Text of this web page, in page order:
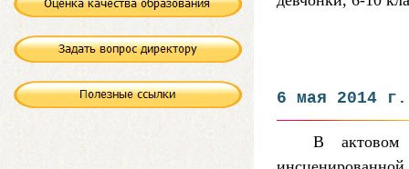
6 мая 2014 г.
В актовом